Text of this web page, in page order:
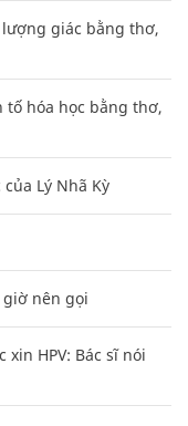
giác bằng thơ,
tố hóa học bằng thơ,
Lý Nhã Kỳ
giờ nên gọi
HPV: Bác sĩ nói